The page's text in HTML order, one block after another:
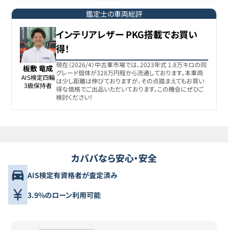
鑑定士の車両総評
板敷 竜成
AIS検定四輪
3級保持者
インテリアレザー PKG搭載でお買い
得！
現在（2026/4）中古車市場では、2023年式 1.8万キロの同
グレード個体が328万円程から流通しております。本車両
は少し距離は伸びておりますが、その点踏まえてもお買い
得な価格でご出品いただいております。この機会にぜひご
検討ください！
カババなら安心・安全
AIS検定有資格者が査定済み
3.9%のローン利用可能